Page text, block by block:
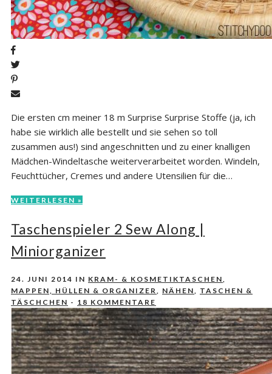
Die ersten cm meiner 18 m Surprise Surprise Stoffe (ja, ich
habe sie wirklich alle bestellt und sie sehen so toll
zusammen aus!) sind angeschnitten und zu einer knalligen
Mädchen-Windeltasche weiterverarbeitet worden. Windeln,
Feuchttücher, Cremes und andere Utensilien für die…
WEITERLESEN »
Taschenspieler 2 Sew Along |
Miniorganizer
24. JUNI 2014 IN KRAM- & KOSMETIKTASCHEN
MAPPEN, HÜLLEN & ORGANIZER
NÄHEN
TASCHEN &
TÄSCHCHEN - 18 KOMMENTARE